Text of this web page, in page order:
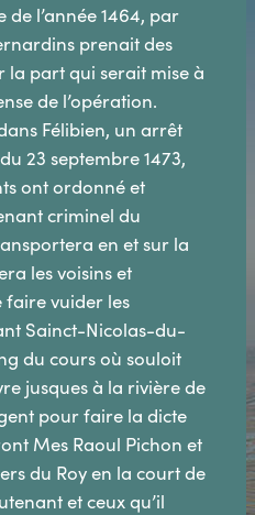
l’année 1464, par
prenait des
la part qui serait mise à
de l’opération.
Félibien, un arrêt
23 septembre 1473,
ont ordonné et
criminel du
en et sur la
les voisins et
vuider les
Sainct-Nicolas-du-
du cours où souloit
jusques à la rivière de
pour faire la dicte
Mes Raoul Pichon et
du Roy en la court de
et ceux qu’il